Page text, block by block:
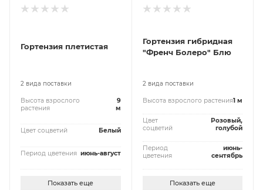
Гортензия плетистая
2 вида поставки
Высота взрослого
растения
9
м
Цвет соцветий Белый
Период цветения июнь-август
Показать еще
Гортензия гибридная
"Френч Болеро" Блю
2 вида поставки
Высота взрослого растения1 м
Цвет
соцветий
Розовый,
голубой
Период
цветения
июнь-
сентябрь
Показать еще